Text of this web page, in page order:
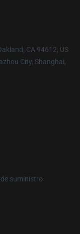
CA 94612, US
City, Shanghai,
suministro